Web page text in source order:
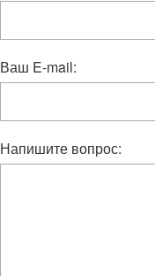
Ваш E-mail:
Напишите вопрос: